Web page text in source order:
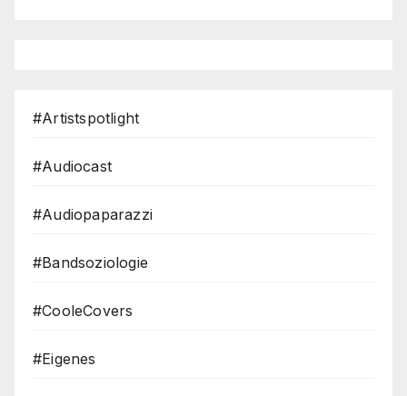
#Artistspotlight
#Audiocast
#Audiopaparazzi
#Bandsoziologie
#CooleCovers
#Eigenes